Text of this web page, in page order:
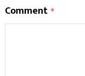
Comment *